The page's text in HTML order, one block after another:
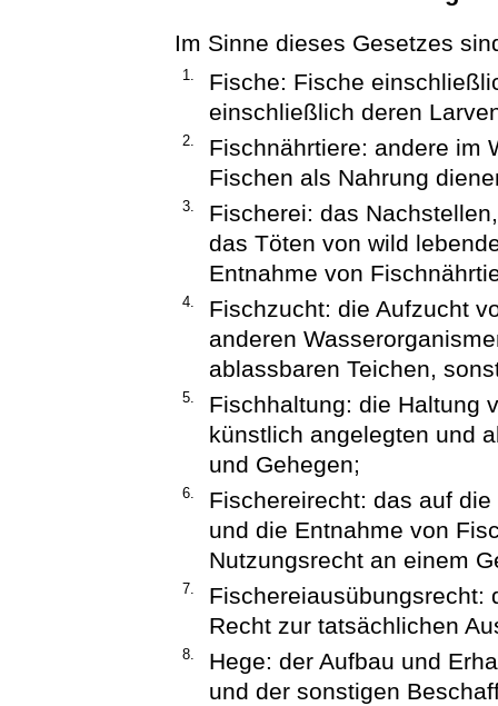
Im Sinne dieses Gesetzes
1.
Fische: Fische
einschließlich deren
2.
Fischnährtiere: andere im
Fischen als Nahrung
3.
Fischerei: das
das Töten von wild
Entnahme von
4.
Fischzucht: die Aufzucht
anderen
ablassbaren Teichen,
5.
Fischhaltung: die Haltung
künstlich angelegten und
und Gehegen;
6.
Fischereirecht: das auf
und die Entnahme von
Nutzungsrecht an einem
7.
Fischereiausübungsrecht:
Recht zur tatsächlichen
8.
Hege: der Aufbau und
und der sonstigen